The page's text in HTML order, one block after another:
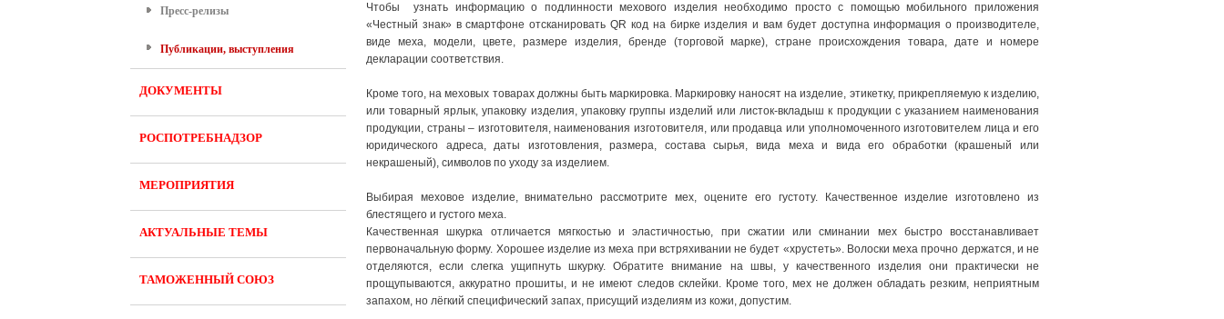
Пресс-релизы
Публикации, выступления
ДОКУМЕНТЫ
РОСПОТРЕБНАДЗОР
МЕРОПРИЯТИЯ
АКТУАЛЬНЫЕ ТЕМЫ
ТАМОЖЕННЫЙ СОЮЗ
Чтобы узнать информацию о подлинности мехового изделия необходимо просто с помощью мобильного приложения
«Честный знак» в смартфоне отсканировать QR код на бирке изделия и вам будет доступна информация о производителе,
виде меха, модели, цвете, размере изделия, бренде (торговой марке), стране происхождения товара, дате и номере
декларации соответствия.
Кроме того, на меховых товарах должны быть маркировка. Маркировку наносят на изделие, этикетку, прикрепляемую к изделию,
или товарный ярлык, упаковку изделия, упаковку группы изделий или листок-вкладыш к продукции с указанием наименования
продукции, страны – изготовителя, наименования изготовителя, или продавца или уполномоченного изготовителем лица и его
юридического адреса, даты изготовления, размера, состава сырья, вида меха и вида его обработки (крашеный или
некрашеный), символов по уходу за изделием.
Выбирая меховое изделие, внимательно рассмотрите мех, оцените его густоту. Качественное изделие изготовлено из
блестящего и густого меха.
Качественная шкурка отличается мягкостью и эластичностью, при сжатии или сминании мех быстро восстанавливает
первоначальную форму. Хорошее изделие из меха при встряхивании не будет «хрустеть». Волоски меха прочно держатся, и не
отделяются, если слегка ущипнуть шкурку. Обратите внимание на швы, у качественного изделия они практически не
прощупываются, аккуратно прошиты, и не имеют следов склейки. Кроме того, мех не должен обладать резким, неприятным
запахом, но лёгкий специфический запах, присущий изделиям из кожи, допустим.